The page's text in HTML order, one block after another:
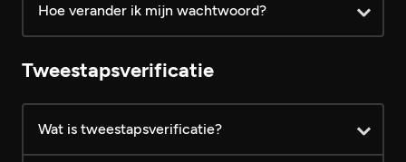
Foto's plaatsen
Hoofdfoto's bekijken
Extra foto's bekijken
Laatste bezoekers bekijken
Hoe verander ik mijn wachtwoord?
Tweestapsverificatie
Wat is tweestapsverificatie?